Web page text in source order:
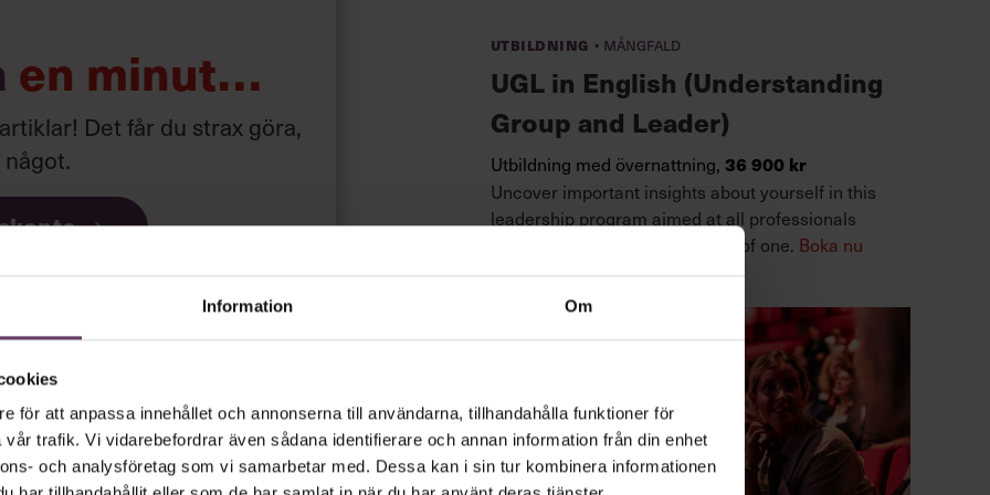
Information Om
för att anpassa innehållet och annonserna till användarna, tillhandahålla funktioner för
trafik. Vi vidarebefordrar även sådana identifierare och annan information från din enhet
och analysföretag som vi samarbetar med. Dessa kan i sin tur kombinera informationen
en minut…
Det får du strax göra,
.
utan tidsbegränsning!
Läs vår integritetspolicy här.
Utbildning · Mångfald
UGL in English (Understanding
Group and Leader)
Utbildning med övernattning, 36 900 kr
Uncover important insights about yourself in this
leadership program aimed at all professionals
working with groups, or as part of one. Boka nu